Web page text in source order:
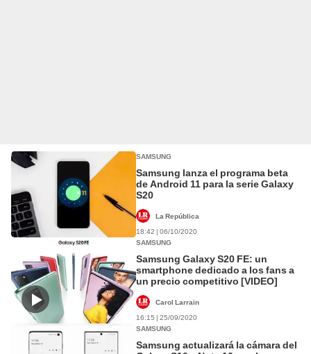
SAMSUNG
Samsung lanza el programa beta
de Android 11 para la serie Galaxy
S20
La República
18:42 | 06/10/2020
SAMSUNG
Samsung Galaxy S20 FE: un
smartphone dedicado a los fans a
un precio competitivo [VIDEO]
Carol Larrain
16:15 | 25/09/2020
SAMSUNG
Samsung actualizará la cámara del